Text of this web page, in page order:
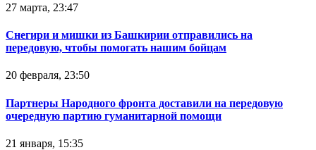
27 марта, 23:47
Снегири и мишки из Башкирии отправились на
передовую, чтобы помогать нашим бойцам
20 февраля, 23:50
Партнеры Народного фронта доставили на передовую
очередную партию гуманитарной помощи
21 января, 15:35